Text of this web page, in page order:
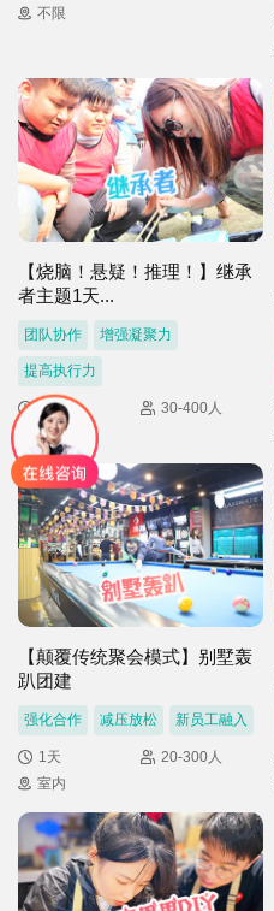
不限
【烧脑！悬疑！推理！】继承
者主题1天...
团队协作 增强凝聚力
提高执行力
1天
30-400人
室内
【颠覆传统聚会模式】别墅轰
趴团建
强化合作 减压放松 新员工融入
1天
20-300人
室内